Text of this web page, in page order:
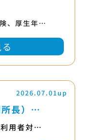
、厚生年…
2026.07.01up
所長）…
用者対…